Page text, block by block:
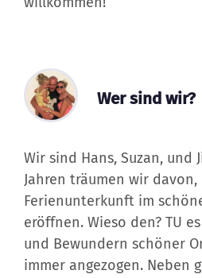
Jahren träumen wir
Ferienunterkunft im
eröffnen. Wieso den? TU
und Bewundern schöner
immer angezogen. Neben
einem guten Glas Wein